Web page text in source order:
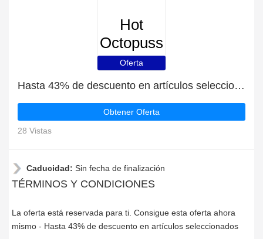
Hot
Octopuss
Oferta
Hasta 43% de descuento en artículos seleccionados
Obtener Oferta
28 Vistas
Caducidad: Sin fecha de finalización
TÉRMINOS Y CONDICIONES
La oferta está reservada para ti. Consigue esta oferta ahora
mismo - Hasta 43% de descuento en artículos seleccionados